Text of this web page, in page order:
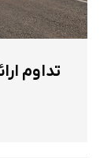
تداوم